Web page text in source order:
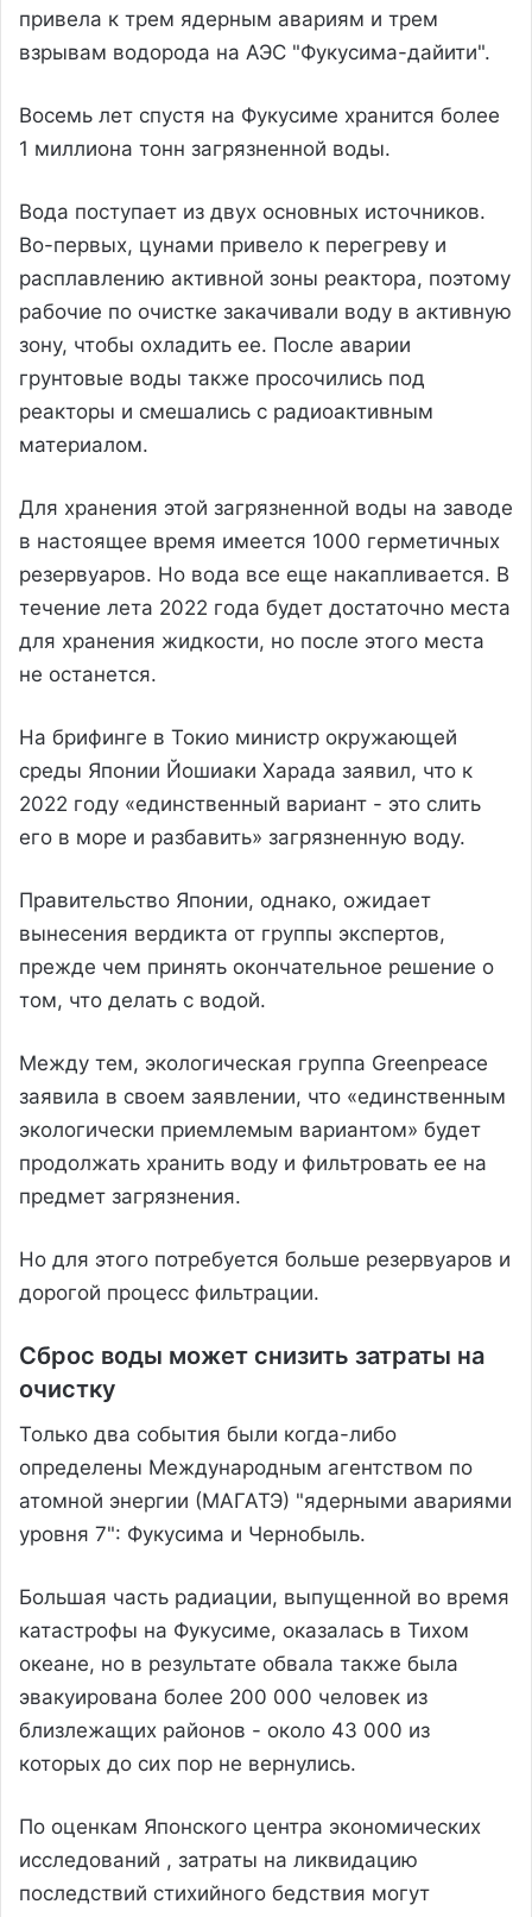
привела к трем ядерным авариям и трем
взрывам водорода на АЭС "Фукусима-дайити".
Восемь лет спустя на Фукусиме хранится более
1 миллиона тонн загрязненной воды.
Вода поступает из двух основных источников.
Во-первых, цунами привело к перегреву и
расплавлению активной зоны реактора, поэтому
рабочие по очистке закачивали воду в активную
зону, чтобы охладить ее. После аварии
грунтовые воды также просочились под
реакторы и смешались с радиоактивным
материалом.
Для хранения этой загрязненной воды на заводе
в настоящее время имеется 1000 герметичных
резервуаров. Но вода все еще накапливается. В
течение лета 2022 года будет достаточно места
для хранения жидкости, но после этого места
не останется.
На брифинге в Токио министр окружающей
среды Японии Йошиаки Харада заявил, что к
2022 году «единственный вариант - это слить
его в море и разбавить» загрязненную воду.
Правительство Японии, однако, ожидает
вынесения вердикта от группы экспертов,
прежде чем принять окончательное решение о
том, что делать с водой.
Между тем, экологическая группа Greenpeace
заявила в своем заявлении, что «единственным
экологически приемлемым вариантом» будет
продолжать хранить воду и фильтровать ее на
предмет загрязнения.
Но для этого потребуется больше резервуаров и
дорогой процесс фильтрации.
Сброс воды может снизить затраты на
очистку
Только два события были когда-либо
определены Международным агентством по
атомной энергии (МАГАТЭ) "ядерными авариями
уровня 7": Фукусима и Чернобыль.
Большая часть радиации, выпущенной во время
катастрофы на Фукусиме, оказалась в Тихом
океане, но в результате обвала также была
эвакуирована более 200 000 человек из
близлежащих районов - около 43 000 из
которых до сих пор не вернулись.
По оценкам Японского центра экономических
исследований , затраты на ликвидацию
последствий стихийного бедствия могут